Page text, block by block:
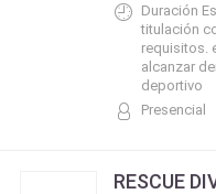
Duración
titulación
requisitos.
alcanzar
deportivo
Presencial
RESCUE